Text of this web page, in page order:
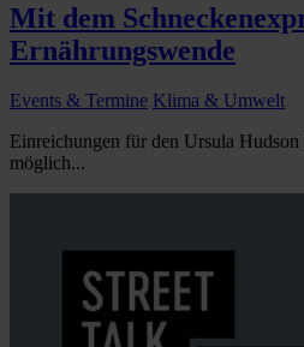
Mit dem
Ernährungswende
Events & Termine Klima & Umwelt
Einreichungen für den Ursula
möglich...